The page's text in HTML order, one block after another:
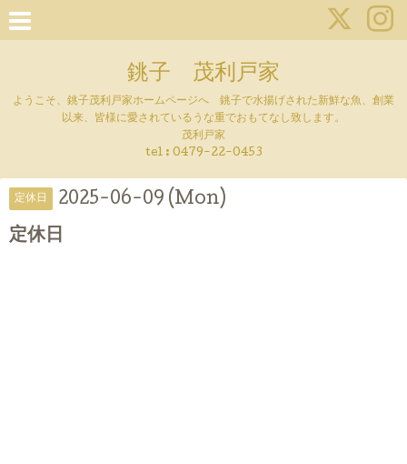
銚子 茂利戸家
ようこそ、銚子茂利戸家ホームページへ 銚子で水揚げされた新鮮な魚、創業
以来、皆様に愛されているうな重でおもてなし致します。
茂利戸家
tel : 0479-22-0453
定休日 2025-06-09 (Mon)
定休日